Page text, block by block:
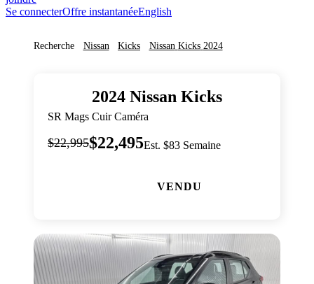
Se connecterOffre instantanéeEnglish
Recherche Nissan Kicks Nissan Kicks 2024
2024 Nissan Kicks
SR Mags Cuir Caméra
$22,995$22,495Est. $83 Semaine
VENDU